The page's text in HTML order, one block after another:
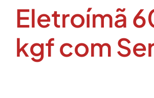
Eletroímã
kgf com